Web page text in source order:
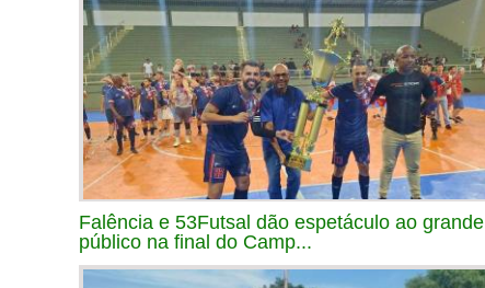
Falência e 53Futsal dão espetáculo ao grande
público na final do Camp...